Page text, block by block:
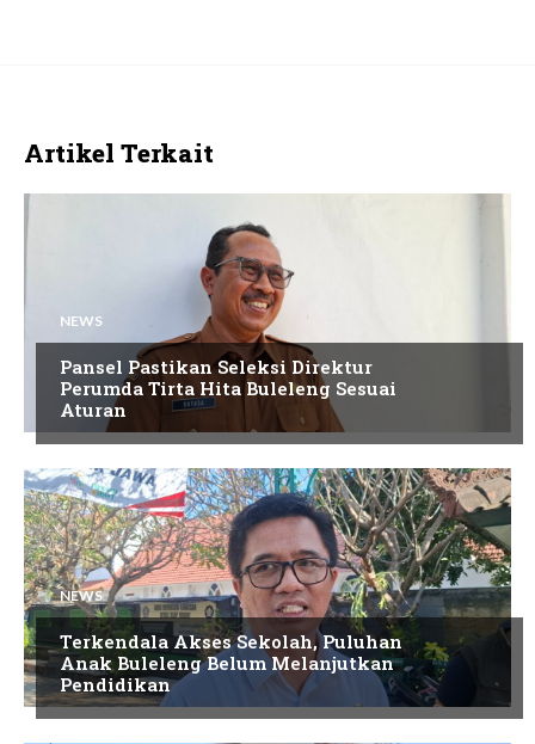
Artikel Terkait
NEWS
Pansel Pastikan Seleksi Direktur
Perumda Tirta Hita Buleleng Sesuai
Aturan
NEWS
Terkendala Akses Sekolah, Puluhan
Anak Buleleng Belum Melanjutkan
Pendidikan